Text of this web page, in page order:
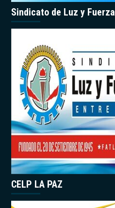
Sindicato de Luz y Fuerza
CELP LA PAZ